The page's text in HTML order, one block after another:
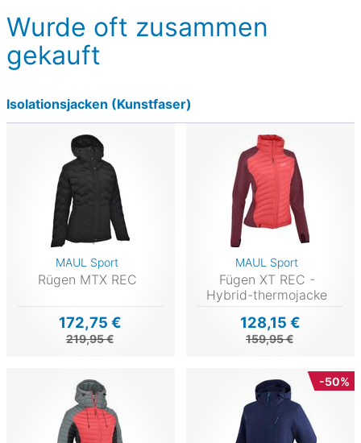
Wurde oft zusammen
gekauft
Isolationsjacken (Kunstfaser)
MAUL Sport
Rügen MTX REC
172,75 €
219,95 €
MAUL Sport
Fügen XT REC -
Hybrid-thermojacke
128,15 €
159,95 €
-50%